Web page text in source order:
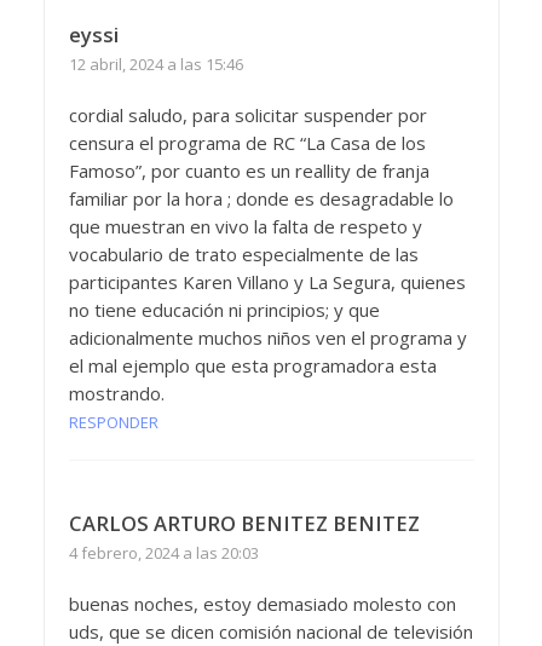
eyssi
12 abril, 2024 a las 15:46
cordial saludo, para solicitar suspender por
censura el programa de RC “La Casa de los
Famoso”, por cuanto es un reallity de franja
familiar por la hora ; donde es desagradable lo
que muestran en vivo la falta de respeto y
vocabulario de trato especialmente de las
participantes Karen Villano y La Segura, quienes
no tiene educación ni principios; y que
adicionalmente muchos niños ven el programa y
el mal ejemplo que esta programadora esta
mostrando.
RESPONDER
CARLOS ARTURO BENITEZ BENITEZ
4 febrero, 2024 a las 20:03
buenas noches, estoy demasiado molesto con
uds, que se dicen comisión nacional de televisión